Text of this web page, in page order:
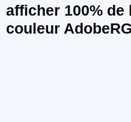
afficher 100% de
couleur